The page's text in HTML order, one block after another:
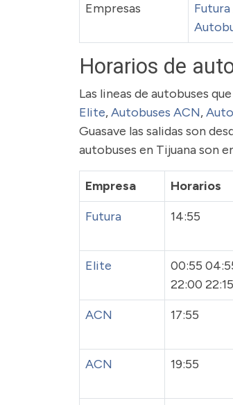
Empresas
Horarios de
Las lineas de autobuses
Elite,Autobuses ACN,
Guasave las salidas son
autobuses en Tijuana son
Empresa Horarios
Futura
14:55
Elite
00:55
22:00
ACN
17:55
ACN
19:55